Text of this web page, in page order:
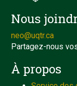
Nous
neo@uqtr.ca
Partagez-nous
À propos